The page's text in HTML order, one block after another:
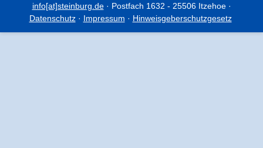
info[at]steinburg.de· Postfach 1632 - 25506 Itzehoe ·
Datenschutz· Impressum · Hinweisgeberschutzgesetz